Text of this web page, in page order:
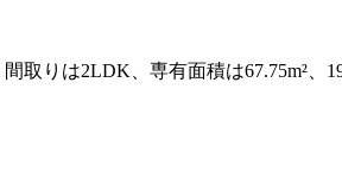
取りは2LDK、専有面積は67.75m²